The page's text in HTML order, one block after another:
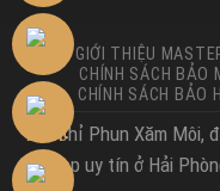
GIỚI THIỆU
CHÍNH SÁCH BẢO
CHÍNH SÁCH BẢO
Địa Chỉ Phun Xăm Môi,
nữ đẹp uy tín ở Hải